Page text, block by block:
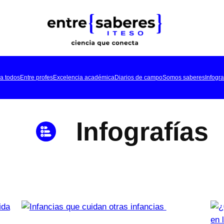
todosEntre profesExcelencia académicaDiarios de campoSomos saberes
Infografías